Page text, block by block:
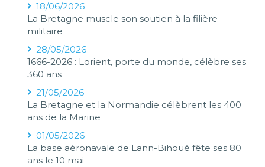
18/06/2026
La Bretagne muscle son soutien à la filière
militaire
28/05/2026
1666-2026 : Lorient, porte du monde, célèbre ses
360 ans
21/05/2026
La Bretagne et la Normandie célèbrent les 400
ans de la Marine
01/05/2026
La base aéronavale de Lann-Bihoué fête ses 80
ans le 10 mai